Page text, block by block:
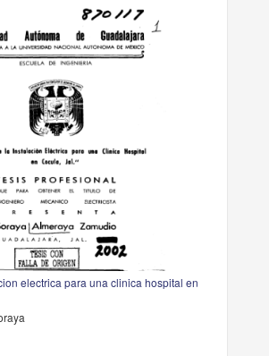
electrica para una clinica hospital en